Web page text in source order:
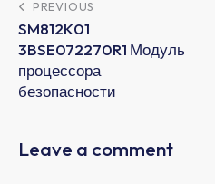
PREVIOUS
SM812K01
3BSE072270R1 Модуль
процессора
безопасности
Leave a comment